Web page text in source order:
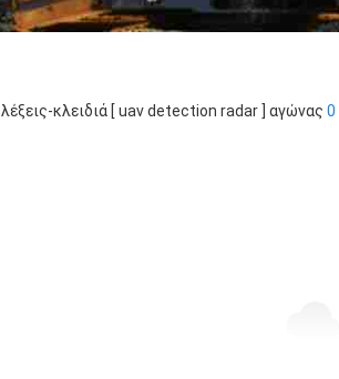
λέξεις-κλειδιά [ uav detection radar ] αγώνας 0